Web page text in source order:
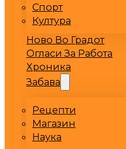
Спорт
Култура
Ново Во Градот
Огласи За Работа
Хроника
Забава
Рецепти
Магазин
Наука